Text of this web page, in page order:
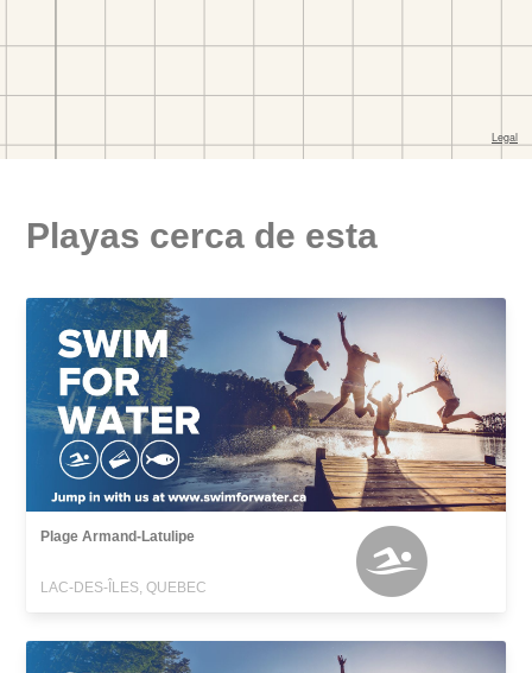
Playas cerca de esta
Plage Armand-Latulipe
LAC-DES-ÎLES, QUEBEC